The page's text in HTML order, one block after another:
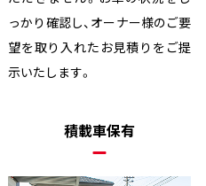
っかり確認し、オーナー様のご要
望を取り入れたお見積りをご提
示いたします。
積載車保有